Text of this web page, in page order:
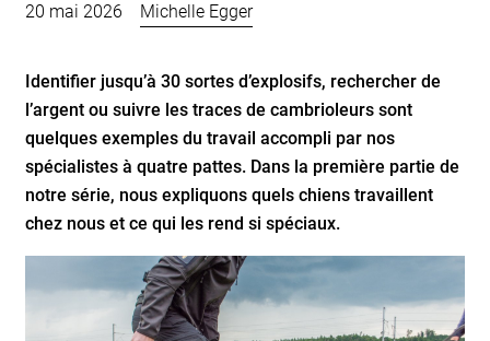
20 mai 2026 Michelle Egger
Identifier jusqu’à 30 sortes d’explosifs, rechercher de
l’argent ou suivre les traces de cambrioleurs sont
quelques exemples du travail accompli par nos
spécialistes à quatre pattes. Dans la première partie de
notre série, nous expliquons quels chiens travaillent
chez nous et ce qui les rend si spéciaux.